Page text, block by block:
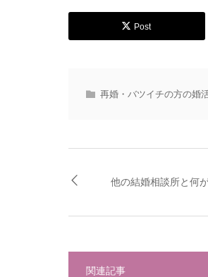
Post
再婚・バツイチの方の婚
他の結婚相談所と何
関連記事